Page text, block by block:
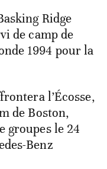
Ridge
de camp de
1994 pour la
l’Écosse,
de Boston,
groupes le 24
Benz